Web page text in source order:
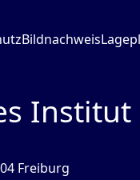
Bildnachweis
Institut
Freiburg